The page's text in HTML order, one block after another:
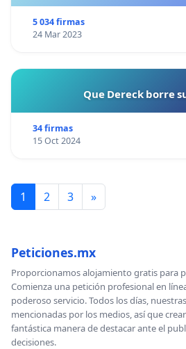
5 034 firmas
24 Mar 2023
Que Dereck borre
34 firmas
15 Oct 2024
1 2 3 »
Peticiones.mx
Proporcionamos alojamiento gratis para
Comienza una petición profesional en
poderoso servicio. Todos los días,
mencionadas por los medios, así que
fantástica manera de destacar ante el
decisiones.